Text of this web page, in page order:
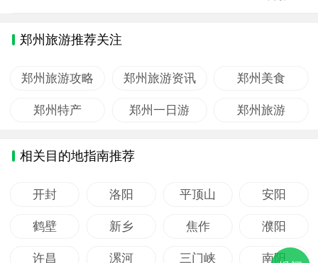
郑州旅游推荐关注
郑州旅游攻略 郑州旅游资讯 郑州美食
郑州特产 郑州一日游 郑州旅游
相关目的地指南推荐
开封 洛阳 平顶山 安阳
鹤壁 新乡 焦作 濮阳
许昌 漯河 三门峡 南阳